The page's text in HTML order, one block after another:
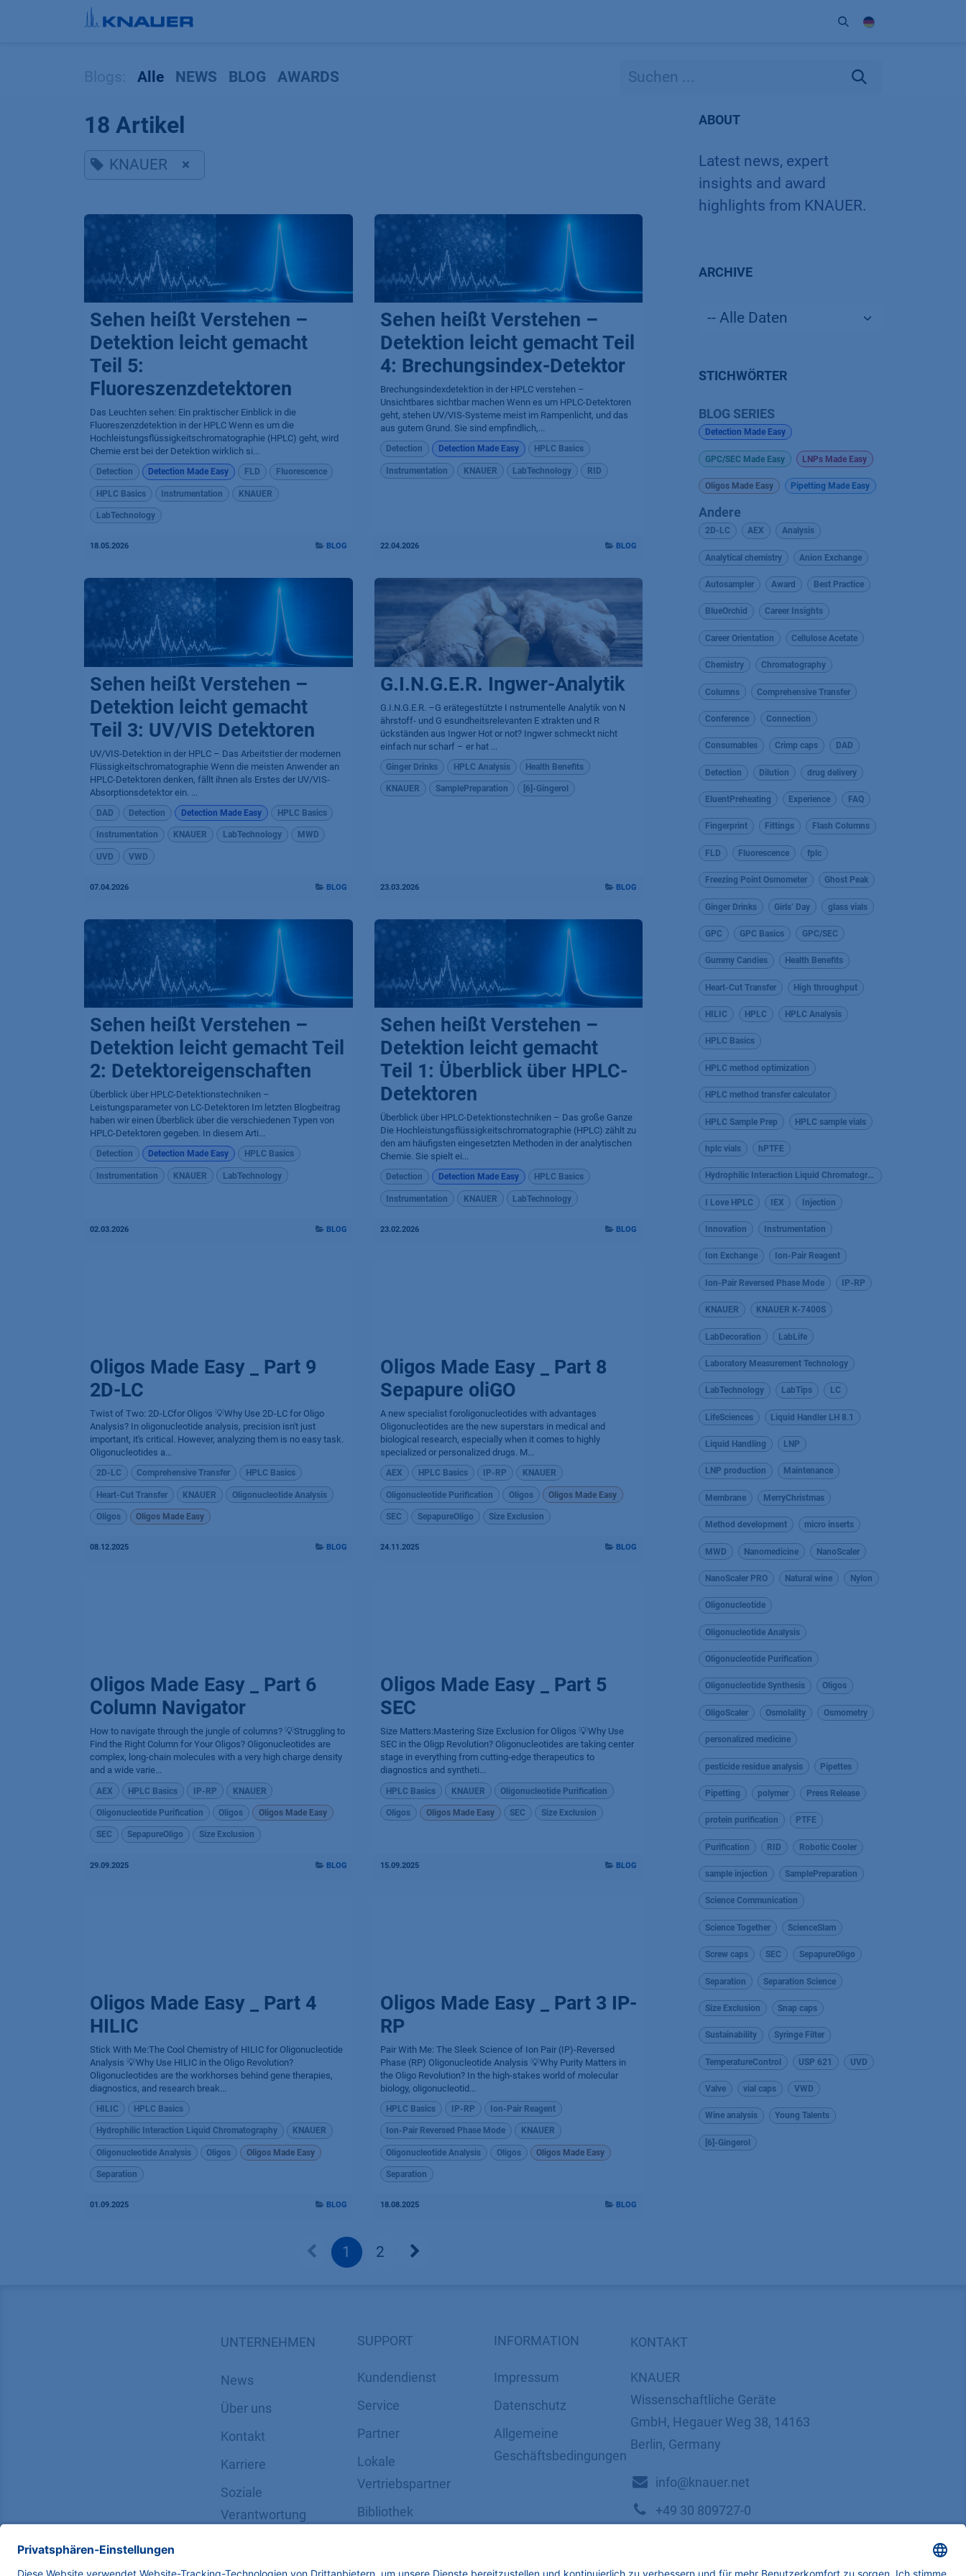
Zum Inhalt springen
Alle NEWS BLOG AWARDS
18 Artikel
KNAUER ×
Sehen heißt Verstehen –
Detektion leicht gemacht
Teil 5:
Fluoreszenzdetektoren
Das Leuchten sehen: Ein praktischer Einblick in die
Fluoreszenzdetektion in der HPLC Wenn es um die
Hochleistungsflüssigkeitschromatographie (HPLC) geht, wird
Chemie erst bei der Detektion wirklich si...
Detection Detection Made Easy FLD Fluorescence
HPLC Basics Instrumentation KNAUER
LabTechnology
18.05.2026 BLOG
Sehen heißt Verstehen –
Detektion leicht gemacht Teil
4: Brechungsindex-Detektor
Brechungsindexdetektion in der HPLC verstehen –
Unsichtbares sichtbar machen Wenn es um HPLC-Detektoren
geht, stehen UV/VIS-Systeme meist im Rampenlicht, und das
aus gutem Grund. Sie sind empfindlich,...
Detection Detection Made Easy HPLC Basics
Instrumentation KNAUER LabTechnology RID
22.04.2026 BLOG
Sehen heißt Verstehen –
Detektion leicht gemacht
Teil 3: UV/VIS Detektoren
UV/VIS-Detektion in der HPLC – Das Arbeitstier der modernen
Flüssigkeitschromatographie Wenn die meisten Anwender an
HPLC-Detektoren denken, fällt ihnen als Erstes der UV/VIS-
Absorptionsdetektor ein. ...
DAD Detection Detection Made Easy HPLC Basics
Instrumentation KNAUER LabTechnology MWD
UVD VWD
07.04.2026 BLOG
G.I.N.G.E.R. Ingwer-Analytik
G.I.N.G.E.R. –G erätegestützte I nstrumentelle Analytik von N
ährstoff- und G esundheitsrelevanten E xtrakten und R
ückständen aus Ingwer Hot or not? Ingwer schmeckt nicht
einfach nur scharf – er hat ...
Ginger Drinks HPLC Analysis Health Benefits
KNAUER SamplePreparation [6]-Gingerol
23.03.2026 BLOG
Sehen heißt Verstehen –
Detektion leicht gemacht Teil
2: Detektoreigenschaften
Überblick über HPLC-Detektionstechniken –
Leistungsparameter von LC-Detektoren Im letzten Blogbeitrag
haben wir einen Überblick über die verschiedenen Typen von
HPLC-Detektoren gegeben. In diesem Arti...
Detection Detection Made Easy HPLC Basics
Instrumentation KNAUER LabTechnology
02.03.2026 BLOG
Sehen heißt Verstehen –
Detektion leicht gemacht
Teil 1: Überblick über HPLC-
Detektoren
Überblick über HPLC-Detektionstechniken – Das große Ganze
Die Hochleistungsflüssigkeitschromatographie (HPLC) zählt zu
den am häufigsten eingesetzten Methoden in der analytischen
Chemie. Sie spielt ei...
Detection Detection Made Easy HPLC Basics
Instrumentation KNAUER LabTechnology
23.02.2026 BLOG
Oligos Made Easy _ Part 9
2D-LC
Twist of Two: 2D-LCfor Oligos 💡Why Use 2D-LC for Oligo
Analysis? In oligonucleotide analysis, precision isn't just
important, it's critical. However, analyzing them is no easy task.
Oligonucleotides a...
2D-LC Comprehensive Transfer HPLC Basics
Heart-Cut Transfer KNAUER Oligonucleotide Analysis
Oligos Oligos Made Easy
08.12.2025 BLOG
Oligos Made Easy _ Part 8
Sepapure oliGO
A new specialist foroligonucleotides with advantages
Oligonucleotides are the new superstars in medical and
biological research, especially when it comes to highly
specialized or personalized drugs. M...
AEX HPLC Basics IP-RP KNAUER
Oligonucleotide Purification Oligos Oligos Made Easy
SEC SepapureOligo Size Exclusion
24.11.2025 BLOG
Oligos Made Easy _ Part 6
Column Navigator
How to navigate through the jungle of columns? 💡Struggling to
Find the Right Column for Your Oligos? Oligonucleotides are
complex, long-chain molecules with a very high charge density
and a wide varie...
AEX HPLC Basics IP-RP KNAUER
Oligonucleotide Purification Oligos Oligos Made Easy
SEC SepapureOligo Size Exclusion
29.09.2025 BLOG
Oligos Made Easy _ Part 5
SEC
Size Matters:Mastering Size Exclusion for Oligos 💡Why Use
SEC in the Oligp Revolution? Oligonucleotides are taking center
stage in everything from cutting-edge therapeutics to
diagnostics and syntheti...
HPLC Basics KNAUER Oligonucleotide Purification
Oligos Oligos Made Easy SEC Size Exclusion
15.09.2025 BLOG
Oligos Made Easy _ Part 4
HILIC
Stick With Me:The Cool Chemistry of HILIC for Oligonucleotide
Analysis 💡Why Use HILIC in the Oligo Revolution?
Oligonucleotides are the workhorses behind gene therapies,
diagnostics, and research break...
HILIC HPLC Basics
Hydrophilic Interaction Liquid Chromatography KNAUER
Oligonucleotide Analysis Oligos Oligos Made Easy
Separation
01.09.2025 BLOG
Oligos Made Easy _ Part 3 IP-
RP
Pair With Me: The Sleek Science of Ion Pair (IP)-Reversed
Phase (RP) Oligonucleotide Analysis 💡Why Purity Matters in
the Oligo Revolution? In the high-stakes world of molecular
biology, oligonucleotid...
HPLC Basics IP-RP Ion-Pair Reagent
Ion-Pair Reversed Phase Mode KNAUER
Oligonucleotide Analysis Oligos Oligos Made Easy
Separation
18.08.2025 BLOG
1 2
ABOUT
Latest news, expert
insights and award
highlights from KNAUER.
ARCHIVE
STICHWÖRTER
BLOG SERIES
Detection Made Easy
GPC/SEC Made Easy LNPs Made Easy
Oligos Made Easy Pipetting Made Easy
Andere
2D-LC AEX Analysis
Analytical chemistry Anion Exchange
Autosampler Award Best Practice
BlueOrchid Career Insights
Career Orientation Cellulose Acetate
Chemistry Chromatography
Columns Comprehensive Transfer
Conference Connection
Consumables Crimp caps DAD
Detection Dilution drug delivery
EluentPreheating Experience FAQ
Fingerprint Fittings Flash Columns
FLD Fluorescence fplc
Freezing Point Osmometer Ghost Peak
Ginger Drinks Girls’ Day glass vials
GPC GPC Basics GPC/SEC
Gummy Candies Health Benefits
Heart-Cut Transfer High throughput
HILIC HPLC HPLC Analysis
HPLC Basics
HPLC method optimization
HPLC method transfer calculator
HPLC Sample Prep HPLC sample vials
hplc vials hPTFE
Hydrophilic Interaction Liquid Chromatography
I Love HPLC IEX Injection
Innovation Instrumentation
Ion Exchange Ion-Pair Reagent
Ion-Pair Reversed Phase Mode IP-RP
KNAUER KNAUER K-7400S
LabDecoration LabLife
Laboratory Measurement Technology
LabTechnology LabTips LC
LifeSciences Liquid Handler LH 8.1
Liquid Handling LNP
LNP production Maintenance
Membrane MerryChristmas
Method development micro inserts
MWD Nanomedicine NanoScaler
NanoScaler PRO Natural wine Nylon
Oligonucleotide
Oligonucleotide Analysis
Oligonucleotide Purification
Oligonucleotide Synthesis Oligos
OligoScaler Osmolality Osmometry
personalized medicine
pesticide residue analysis Pipettes
Pipetting polymer Press Release
protein purification PTFE
Purification RID Robotic Cooler
sample injection SamplePreparation
Science Communication
Science Together ScienceSlam
Screw caps SEC SepapureOligo
Separation Separation Science
Size Exclusion Snap caps
Sustainability Syringe Filter
TemperatureControl USP 621 UVD
Valve vial caps VWD
Wine analysis Young Talents
[6]-Gingerol
UNTERNEHMEN
News
Über uns
Kontakt
Karriere
Soziale
Verantwortung
SUPPORT
Kundendienst
Service
Partner
Lokale
Vertriebspartner
Bibliothek
Zertifikate
INFORMATION
Impressum
Datenschutz
​​​​​​​​​​​​​​​​​Allgemeine
Geschäftsbedingungen
KONTAKT
KNAUER
Wissenschaftliche Geräte
GmbH, Hegauer Weg 38, 14163
Berlin, Germany
​​​​​​​​​​​​​​i​n​f​o​@​k​n​a​u​e​r​.​n​e​t
+49 30 809727-0